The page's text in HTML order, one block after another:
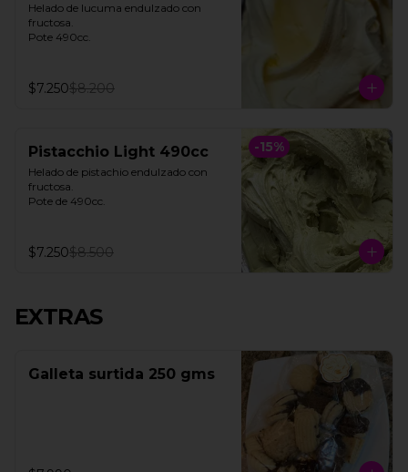
Helado de lucuma endulzado con
fructosa.
Pote 490cc.
$7.250$8.200
-15%
Pistacchio Light 490cc
Helado de pistachio endulzado con
fructosa.
Pote de 490cc.
$7.250$8.500
EXTRAS
Galleta surtida 250 gms